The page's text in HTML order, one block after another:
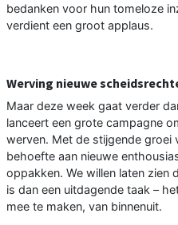
bedanken voor hun tomeloze
verdient een groot applaus.
Werving nieuwe
Maar deze week gaat verder
lanceert een grote campagne
werven. Met de stijgende groei
behoefte aan nieuwe
oppakken. We willen laten zien
is dan een uitdagende taak –
mee te maken, van binnenuit.